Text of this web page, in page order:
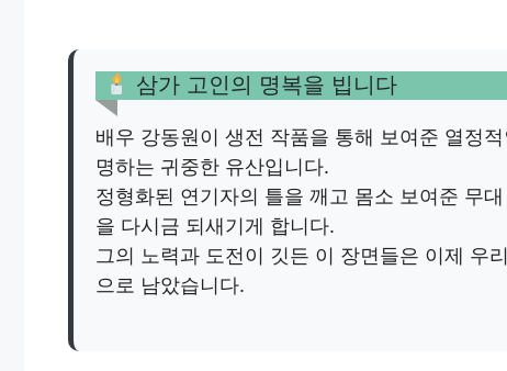
삼가 고인의 명복을 빕니다
배우 강동원이 생전 작품을 통해 보여준 열정
명하는 귀중한 유산입니다.
정형화된 연기자의 틀을 깨고 몸소 보여준 무
을 다시금 되새기게 합니다.
그의 노력과 도전이 깃든 이 장면들은 이제 우
으로 남았습니다.